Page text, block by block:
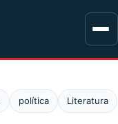
política Literatura